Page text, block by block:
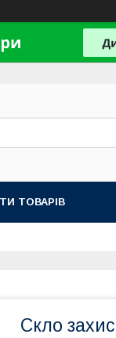
ТОВАРІВ
Скло